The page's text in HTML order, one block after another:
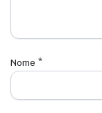
Nome *